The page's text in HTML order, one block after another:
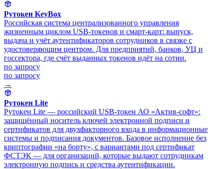
Рутокен KeyBox
Российская система централизованного управления
жизненным циклом USB-токенов и смарт-карт: выпуск,
выдача и учёт аутентификаторов сотрудников в связке с
удостоверяющим центром. Для предприятий, банков, УЦ и
госсектора, где счёт выданных токенов идёт на сотни.
по запросу
по запросу
→
Рутокен Lite
Рутокен Lite — российский USB-токен АО «Актив-софт»:
защищённый носитель ключей электронной подписи и
сертификатов для двухфакторного входа в информационные
системы и подписания документов. Базовое исполнение без
криптографии «на борту», с вариантами под сертификат
ФСТЭК — для организаций, которые выдают сотрудникам
электронную подпись и средства аутентификации.